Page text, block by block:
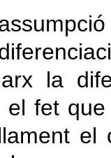
la
el fet
el